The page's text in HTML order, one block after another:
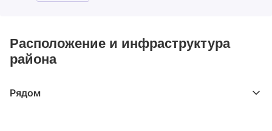
Расположение и инфраструктура
района
Рядом